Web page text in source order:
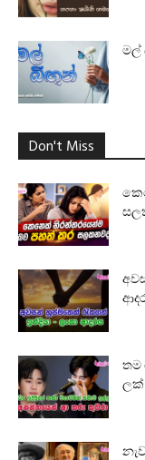
මල්
Don't Miss
තම
ලක්